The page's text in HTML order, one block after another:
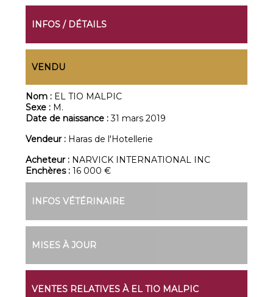
INFOS / DÉTAILS
VENDU
Nom : EL TIO MALPIC
Sexe : M.
Date de naissance :31 mars 2019
Vendeur : Haras de l'Hotellerie
Acheteur : NARVICK INTERNATIONAL INC
Enchères :16 000 €
INFOS VÉTÉRINAIRE
MISES À JOUR
VENTES RELATIVES À EL TIO MALPIC